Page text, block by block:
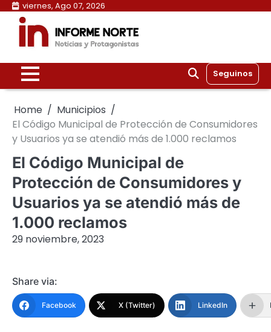
Skip
content
viernes, Ago 07, 2026
Seguinos
Home
Municipios
El Código Municipal de Protección de Consumidores
y Usuarios ya se atendió más de 1.000 reclamos
El Código Municipal de
Protección de Consumidores y
Usuarios ya se atendió más de
1.000 reclamos
29 noviembre, 2023
Share via:
Facebook X (Twitter) LinkedIn